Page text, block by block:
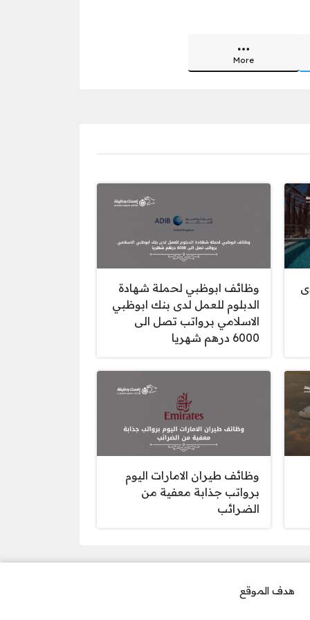
More
وظائف ابوظبي لحملة شهادة
الدبلوم للعمل لدى بنك ابوظبي
الاسلامي برواتب تصل الى
6000 درهم شهريا
وظائف طيران الامارات اليوم
برواتب جذابة معفية من
الضرائب
هدف الموقع